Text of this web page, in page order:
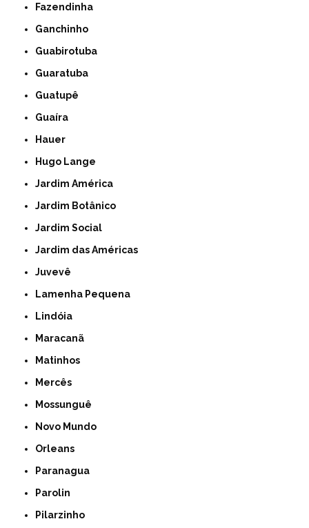
Fazendinha
Ganchinho
Guabirotuba
Guaratuba
Guatupê
Guaíra
Hauer
Hugo Lange
Jardim América
Jardim Botânico
Jardim Social
Jardim das Américas
Juvevê
Lamenha Pequena
Lindóia
Maracanã
Matinhos
Mercês
Mossunguê
Novo Mundo
Orleans
Paranagua
Parolin
Pilarzinho